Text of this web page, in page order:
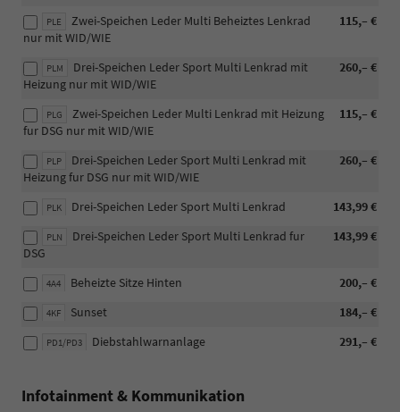
PLE 115,– €
Zwei-Speichen Leder Multi Beheiztes Lenkrad
nur mit WID/WIE
PLM 260,– €
Drei-Speichen Leder Sport Multi Lenkrad mit
Heizung nur mit WID/WIE
PLG 115,– €
Zwei-Speichen Leder Multi Lenkrad mit Heizung
fur DSG nur mit WID/WIE
PLP 260,– €
Drei-Speichen Leder Sport Multi Lenkrad mit
Heizung fur DSG nur mit WID/WIE
PLK 143,99 €
Drei-Speichen Leder Sport Multi Lenkrad
PLN 143,99 €
Drei-Speichen Leder Sport Multi Lenkrad fur
DSG
4A4 200,– €
Beheizte Sitze Hinten
4KF 184,– €
Sunset
PD1/PD3 291,– €
Diebstahlwarnanlage
Infotainment & Kommunikation